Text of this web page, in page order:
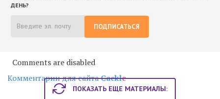
ДЕНЬ?
ПОДПИСАТЬСЯ
Comments are disabled
Комментарии для сайтаCackle
ПОКАЗАТЬ ЕЩЕ МАТЕРИАЛЫ: